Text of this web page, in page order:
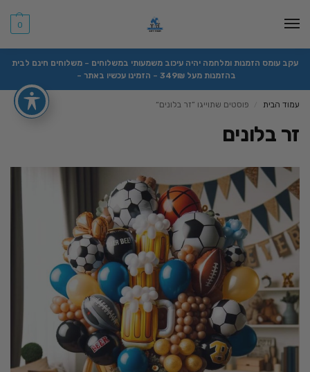
0
עקב עומס הזמנות ומלחמה יהיה עיכוב משמעותי במשלוחים – משלוחים חינם לבית
בהזמנות מעל 349₪ – הזמינו עכשיו באתר –
עמוד הבית פוסטים שתוייגו ”זר בלונים“
זר בלונים